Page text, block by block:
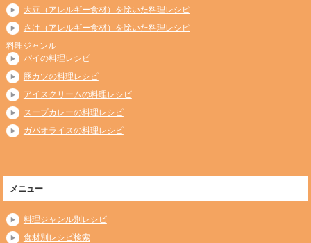
大豆（アレルギー食材）を除いた料理レシピ
さけ（アレルギー食材）を除いた料理レシピ
料理ジャンル
パイの料理レシピ
豚カツの料理レシピ
アイスクリームの料理レシピ
スープカレーの料理レシピ
ガパオライスの料理レシピ
メニュー
料理ジャンル別レシピ
食材別レシピ検索